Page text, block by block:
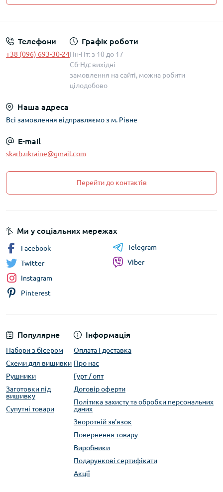
Телефони
+38 (096) 693-30-24
Графік роботи
Пн-Пт: з 10 до 17
Сб-Нд: вихідні
замовлення на сайті, можна робити
цілодобово
Наша адреса
Всі замовлення відправляємо з м. Рівне
E-mail
skarb.ukraine@gmail.com
Перейти до контактів
Популярне
Набори з бісером
Схеми для вишивки
Рушники
Заготовки під
вишивку
Супутні товари
Інформація
Оплата і доставка
Про нас
Гурт / опт
Договір оферти
Політика захисту та обробки персональних
даних
Зворотній зв'язок
Повернення товару
Виробники
Подарункові сертифікати
Акції
Ми у соціальних мережах
Facebook
Twitter
Instagram
Pinterest
Telegram
Viber